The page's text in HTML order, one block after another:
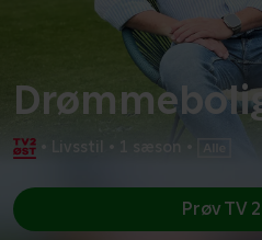
Livsstil 1 sæson
Prøv TV